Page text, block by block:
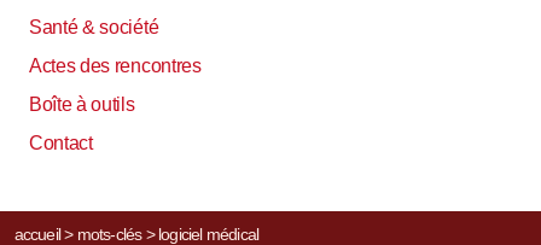
Santé & société
Actes des rencontres
Boîte à outils
Contact
accueil> mots-clés> logiciel médical